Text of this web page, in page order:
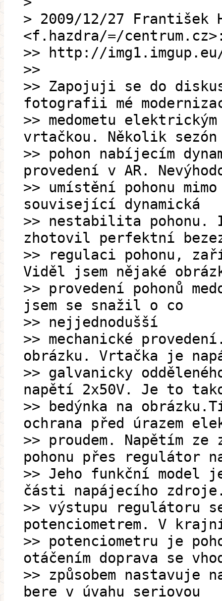
> 2009/12/27 František
<f.hazdra/=/
>> http://img1.imgup.eu/
>>
>> Zapojuji se do
fotografii mé
>> medometu elektrickým
vrtačkou. Několik
>> pohon nabíjecím
provedení v AR.
>> umístění pohonu
související dynamická
>> nestabilita
zhotovil perfektní
>> regulaci pohonu,
Viděl jsem nějaké
>> provedení pohonů
jsem se snažil o co
>> nejjednodušší
>> mechanické
obrázku. Vrtačka je
>> galvanicky
napětí 2x50V. Je to
>> bedýnka na
ochrana před úrazem
>> proudem. Napětím
pohonu přes regulátor
>> Jeho funkční model
části napájecího
>> výstupu regulátoru
potenciometrem. V
>> potenciometru je
otáčením doprava se
>> způsobem
bere v úvahu seriovou